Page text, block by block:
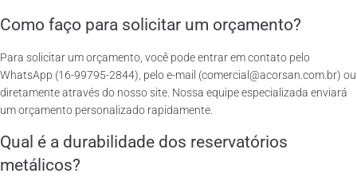
Como faço para solicitar um orçamento?
Para solicitar um orçamento, você pode entrar em contato pelo
WhatsApp (16-99795-2844), pelo e-mail (comercial@acorsan.com.br) ou
diretamente através do nosso site. Nossa equipe especializada enviará
um orçamento personalizado rapidamente.
Qual é a durabilidade dos reservatórios
metálicos?